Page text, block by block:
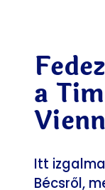
a
Itt
Bécsről,